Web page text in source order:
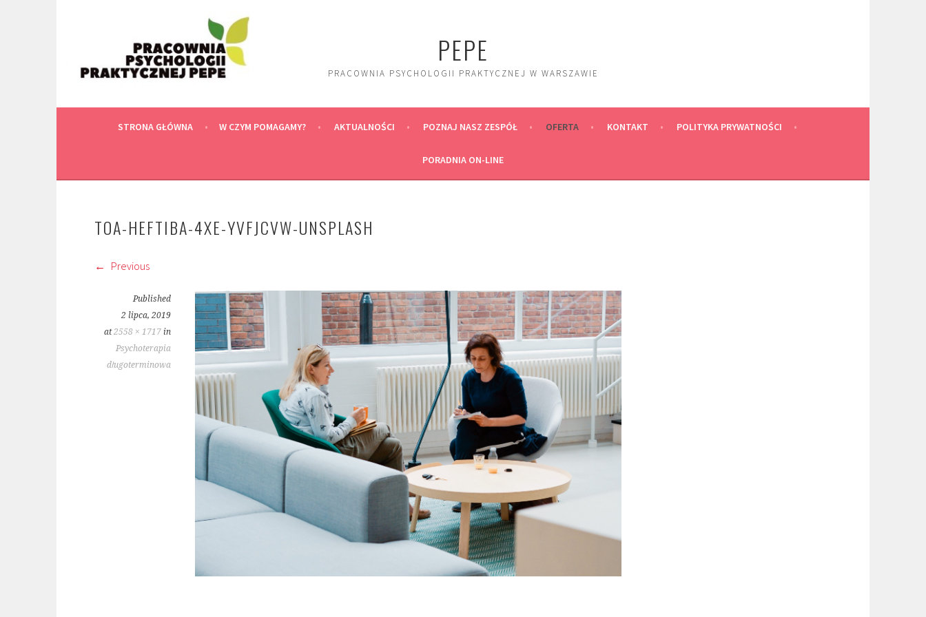
PEPE
PRACOWNIA PSYCHOLOGII PRAKTYCZNEJ W WARSZAWIE
STRONA GŁÓWNA W CZYM POMAGAMY? AKTUALNOŚCI POZNAJ NASZ ZESPÓŁ OFERTA KONTAKT POLITYKA PRYWATNOŚCI
PORADNIA ON-LINE
TOA-HEFTIBA-4XE-YVFJCVW-UNSPLASH
Previous
Published
2 lipca, 2019
at2558 × 1717 in
Psychoterapia
długoterminowa